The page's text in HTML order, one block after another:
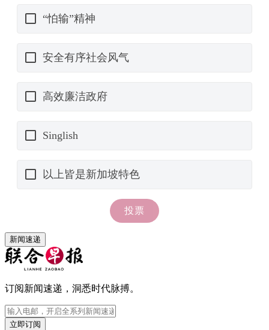
新闻速递
订阅新闻速递，洞悉时代脉搏。
立即订阅